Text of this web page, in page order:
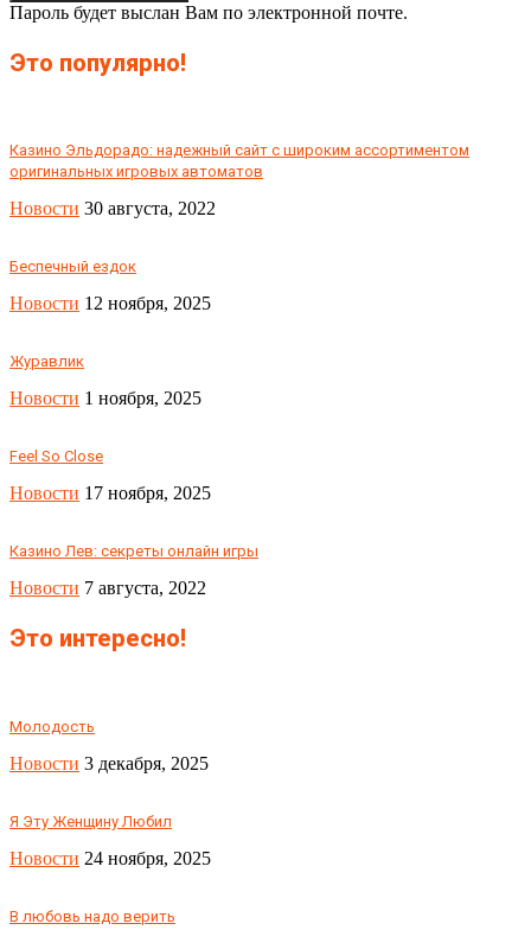
Пароль будет выслан Вам по электронной почте.
Это популярно!
Казино Эльдорадо: надежный сайт с широким ассортиментом
оригинальных игровых автоматов
Новости 30 августа, 2022
Беспечный ездок
Новости 12 ноября, 2025
Журавлик
Новости 1 ноября, 2025
Feel So Close
Новости 17 ноября, 2025
Казино Лев: секреты онлайн игры
Новости 7 августа, 2022
Это интересно!
Молодость
Новости 3 декабря, 2025
Я Эту Женщину Любил
Новости 24 ноября, 2025
В любовь надо верить